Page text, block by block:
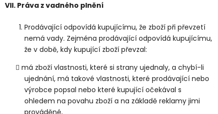
VII. Práva z vadného plnění
Prodávající odpovídá kupujícímu, že zboží při převzetí
nemá vady. Zejména prodávající odpovídá kupujícímu,
že v době, kdy kupující zboží převzal:
má zboží vlastnosti, které si strany ujednaly, a chybí-li
ujednání, má takové vlastnosti, které prodávající nebo
výrobce popsal nebo které kupující očekával s
ohledem na povahu zboží a na základě reklamy jimi